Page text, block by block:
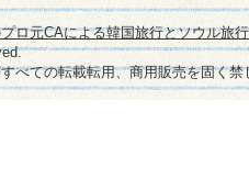
ロ元CAによる韓国旅行とソウル旅
べての転載転用、商用販売を固く禁